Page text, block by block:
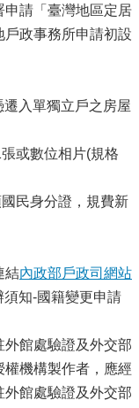
申請「臺灣地區定居
政事務所申請初設
入單獨立戶之房屋
或數位相片(規格
民身分證，規費新
結內政部戶政司網站
知-國籍變更申請
館處驗證及外交部
機構製作者，應經
館處驗證及外交部